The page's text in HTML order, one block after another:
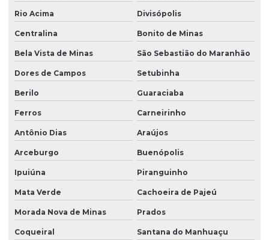
Rio Acima Divisópolis
Centralina Bonito de Minas
Bela Vista de Minas São Sebastião do Maranhão
Dores de Campos Setubinha
Berilo Guaraciaba
Ferros Carneirinho
Antônio Dias Araújos
Arceburgo Buenópolis
Ipuiúna Piranguinho
Mata Verde Cachoeira de Pajeú
Morada Nova de Minas Prados
Coqueiral Santana do Manhuaçu